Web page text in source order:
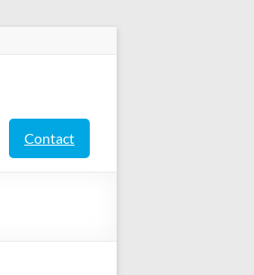
Contact